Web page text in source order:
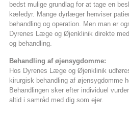
bedst mulige grundlag for at tage en
kæledyr. Mange dyrlæger henviser
behandling og operation. Men man er
Dyrenes Læge og Øjenklinik direkte
og behandling.
Behandling af øjensygdomme:
Hos Dyrenes Læge og Øjenklinik
kirurgisk behandling af øjensygdomme
Behandlingen sker efter individuel
altid i samråd med dig som ejer.